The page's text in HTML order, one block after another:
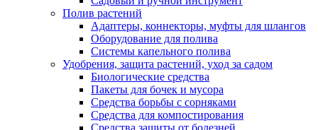
Полив растений
Адаптеры, коннекторы, муфты для шлангов
Оборудование для полива
Системы капельного полива
Удобрения, защита растений, уход за садом
Биологические средства
Пакеты для бочек и мусора
Средства борьбы с сорняками
Средства для компостирования
Средства защиты от болезней